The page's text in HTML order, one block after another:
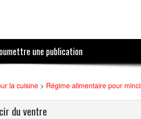
une publication
la cuisine > Régime alimentaire pour
du ventre